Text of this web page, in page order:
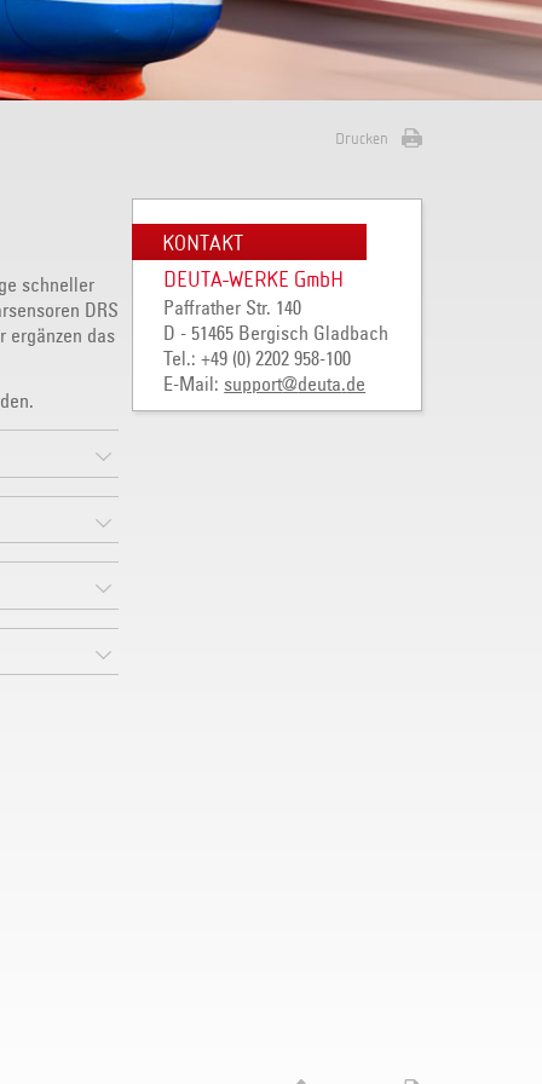
Drucken
schneller
DRS
ergänzen das
KONTAKT
DEUTA-WERKE GmbH
Paffrather Str. 140
D - 51465 Bergisch Gladbach
Tel.: +49 (0) 2202 958-100
E-Mail: support@deuta.de